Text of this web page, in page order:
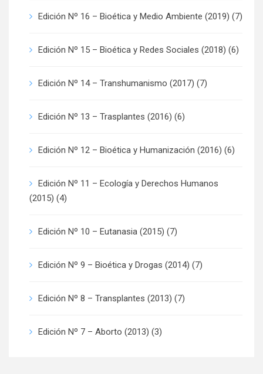
Edición Nº 16 – Bioética y Medio Ambiente (2019) (7)
Edición Nº 15 – Bioética y Redes Sociales (2018) (6)
Edición Nº 14 – Transhumanismo (2017) (7)
Edición Nº 13 – Trasplantes (2016) (6)
Edición Nº 12 – Bioética y Humanización (2016) (6)
Edición Nº 11 – Ecología y Derechos Humanos
(2015) (4)
Edición Nº 10 – Eutanasia (2015) (7)
Edición Nº 9 – Bioética y Drogas (2014) (7)
Edición Nº 8 – Transplantes (2013) (7)
Edición Nº 7 – Aborto (2013) (3)